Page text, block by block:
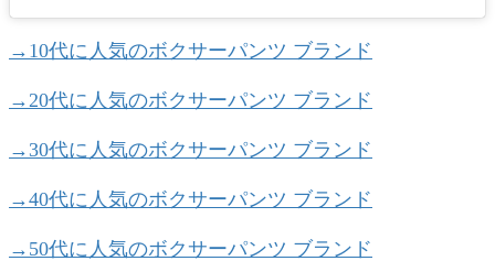
→10代に人気のボクサーパンツ ブランド
→20代に人気のボクサーパンツ ブランド
→30代に人気のボクサーパンツ ブランド
→40代に人気のボクサーパンツ ブランド
→50代に人気のボクサーパンツ ブランド